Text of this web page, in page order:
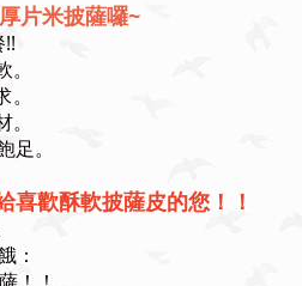
片米披薩囉~
。
喜歡酥軟披薩皮的您！！
：